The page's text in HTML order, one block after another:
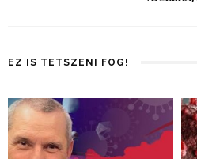
EZ IS TETSZENI FOG!